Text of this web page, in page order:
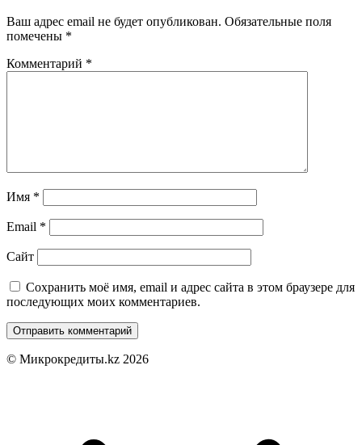
Ваш адрес email не будет опубликован. Обязательные поля
помечены *
Комментарий *
Имя *
Email *
Сайт
Сохранить моё имя, email и адрес сайта в этом браузере для
последующих моих комментариев.
© Микрокредиты.kz 2026